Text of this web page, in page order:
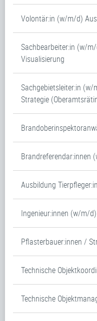
Volontär:in (w/m/d)
Sachbearbeiter:in (w/
Visualisierung
Sachgebietsleiter:in
Strategie
Brandreferendar:innen
Ausbildung
Ingenieur:innen (w/m/
Pflasterbauer:innen /
Technische
Technische